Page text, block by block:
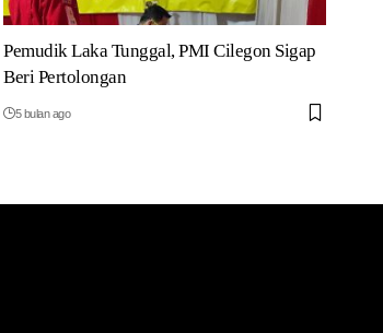
Pemudik Laka Tunggal, PMI Cilegon Sigap
Beri Pertolongan
5 bulan ago